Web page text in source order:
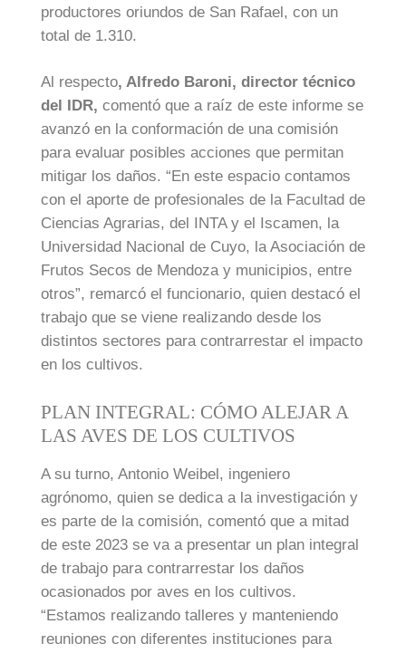
productores oriundos de San Rafael, con un
total de 1.310.
Al respecto, Alfredo Baroni, director técnico
del IDR, comentó que a raíz de este informe se
avanzó en la conformación de una comisión
para evaluar posibles acciones que permitan
mitigar los daños. “En este espacio contamos
con el aporte de profesionales de la Facultad de
Ciencias Agrarias, del INTA y el Iscamen, la
Universidad Nacional de Cuyo, la Asociación de
Frutos Secos de Mendoza y municipios, entre
otros”, remarcó el funcionario, quien destacó el
trabajo que se viene realizando desde los
distintos sectores para contrarrestar el impacto
en los cultivos.
PLAN INTEGRAL: CÓMO ALEJAR A
LAS AVES DE LOS CULTIVOS
A su turno, Antonio Weibel, ingeniero
agrónomo, quien se dedica a la investigación y
es parte de la comisión, comentó que a mitad
de este 2023 se va a presentar un plan integral
de trabajo para contrarrestar los daños
ocasionados por aves en los cultivos.
“Estamos realizando talleres y manteniendo
reuniones con diferentes instituciones para